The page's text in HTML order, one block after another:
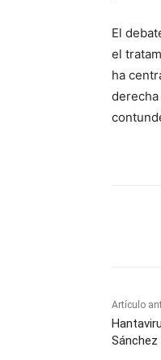
El
el
ha
Artículo
Sánchez